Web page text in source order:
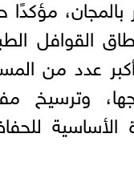
القوافل
عدد من
وترسيخ
الأساسية